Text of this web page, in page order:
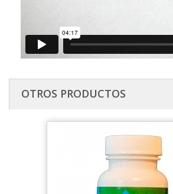
OTROS PRODUCTOS